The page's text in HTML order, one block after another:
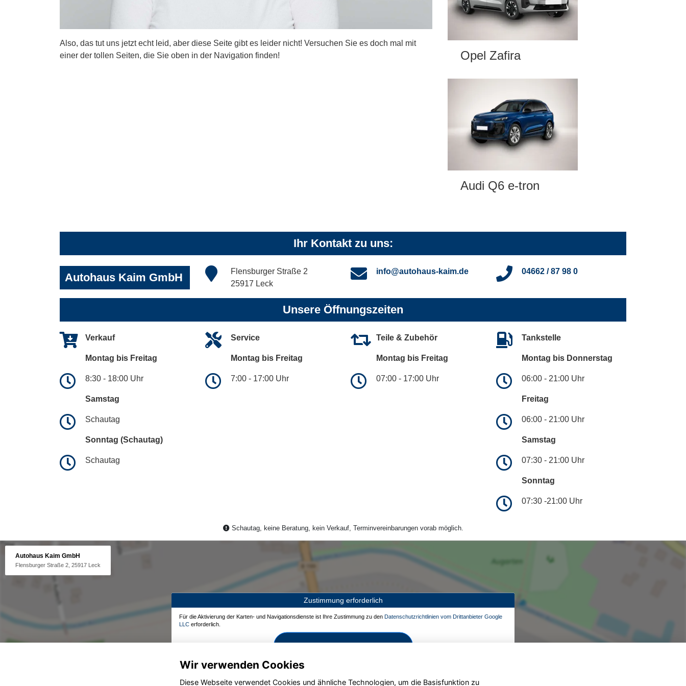
Also, das tut uns jetzt echt leid, aber diese Seite gibt es leider nicht! Versuchen Sie es doch mal mit
einer der tollen Seiten, die Sie oben in der Navigation finden!
Opel Zafira
Audi Q6 e-tron
Ihr Kontakt zu uns:
Autohaus Kaim GmbH
Flensburger Straße 2
25917 Leck
info@autohaus-kaim.de 04662 / 87 98 0
Unsere Öffnungszeiten
Verkauf
Montag bis Freitag
8:30 - 18:00 Uhr
Samstag
Schautag
Sonntag (Schautag)
Schautag
Service
Montag bis Freitag
7:00 - 17:00 Uhr
Teile & Zubehör
Montag bis Freitag
07:00 - 17:00 Uhr
Tankstelle
Montag bis Donnerstag
06:00 - 21:00 Uhr
Freitag
06:00 - 21:00 Uhr
Samstag
07:30 - 21:00 Uhr
Sonntag
07:30 -21:00 Uhr
Schautag, keine Beratung, kein Verkauf, Terminvereinbarungen vorab möglich.
Autohaus Kaim GmbH
Flensburger Straße 2, 25917 Leck
Zustimmung erforderlich
Für die Aktivierung der Karten- und Navigationsdienste ist Ihre Zustimmung zu den Datenschutzrichtlinien vom Drittanbieter Google
LLC erforderlich.
Zustimmen und aktivieren
Wir verwenden Cookies
Diese Webseite verwendet Cookies und ähnliche Technologien, um die Basisfunktion zu